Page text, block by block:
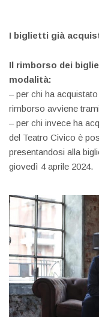
I biglietti già
Il rimborso dei
modalità:
– per chi ha
rimborso avviene
– per chi invece ha
del Teatro Civico è
presentandosi alla
giovedì 4 aprile 2024.